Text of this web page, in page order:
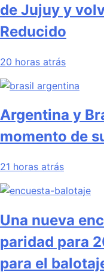
de Jujuy y
Reducido
20 horas atrás
Argentina y
momento de
21 horas atrás
Una nueva
paridad para
para el